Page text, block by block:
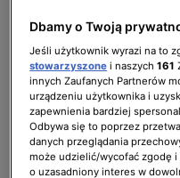
Dbamy o Twoją
Jeśli użytkownik wyrazi na to
stowarzyszone i naszych161
innych Zaufanych Partnerów
urządzeniu użytkownika i
zapewnienia bardziej
Odbywa się to poprzez
danych przeglądania
może udzielić/wycofać zgodę
o uzasadniony interes w